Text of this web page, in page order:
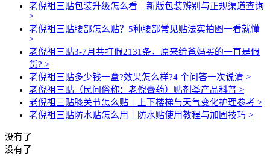
老倪祖三贴包装升级怎么看｜新版包装辨别与正规渠道查询
>
老倪祖三贴腰部怎么贴？5种腰部常见贴法实拍图一看就懂
>
老倪祖三贴3-7月共打假2131条，原来给爸妈买的一直是假
货? >
老倪祖三贴多少钱一盒?效果怎么样?4 个问答一次说清 >
老倪祖三贴（民间俗称：老倪膏药）贴剂类产品科普 >
老倪祖三贴膝关节怎么贴｜上下楼梯与天气变化护理参考 >
老倪祖三贴防水贴怎么用｜防水贴使用教程与加固技巧 >
没有了
没有了